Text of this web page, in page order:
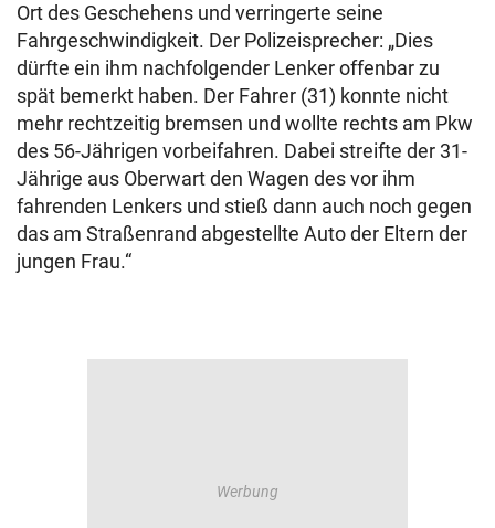
Ort des Geschehens und verringerte seine
Fahrgeschwindigkeit. Der Polizeisprecher: „Dies
dürfte ein ihm nachfolgender Lenker offenbar zu
spät bemerkt haben. Der Fahrer (31) konnte nicht
mehr rechtzeitig bremsen und wollte rechts am Pkw
des 56-Jährigen vorbeifahren. Dabei streifte der 31-
Jährige aus Oberwart den Wagen des vor ihm
fahrenden Lenkers und stieß dann auch noch gegen
das am Straßenrand abgestellte Auto der Eltern der
jungen Frau.“